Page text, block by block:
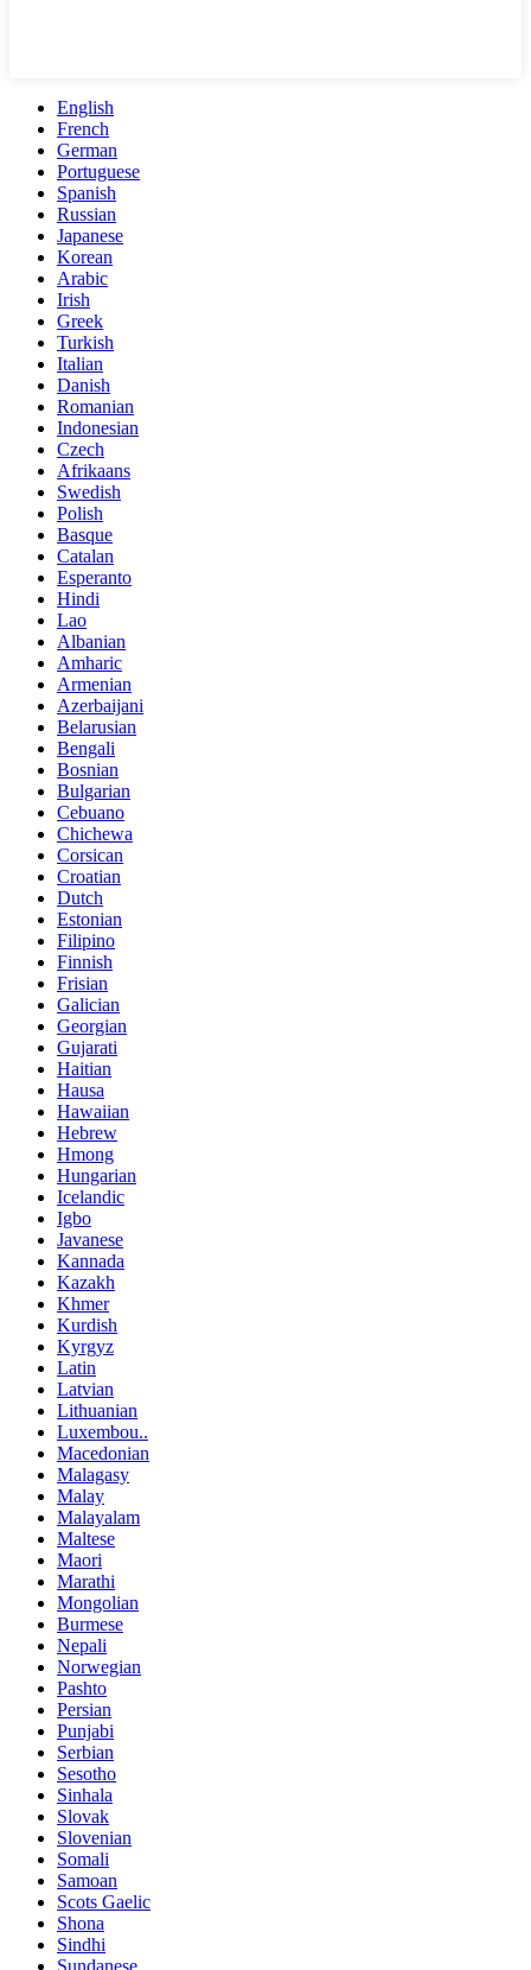
English
French
German
Portuguese
Spanish
Russian
Japanese
Korean
Arabic
Irish
Greek
Turkish
Italian
Danish
Romanian
Indonesian
Czech
Afrikaans
Swedish
Polish
Basque
Catalan
Esperanto
Hindi
Lao
Albanian
Amharic
Armenian
Azerbaijani
Belarusian
Bengali
Bosnian
Bulgarian
Cebuano
Chichewa
Corsican
Croatian
Dutch
Estonian
Filipino
Finnish
Frisian
Galician
Georgian
Gujarati
Haitian
Hausa
Hawaiian
Hebrew
Hmong
Hungarian
Icelandic
Igbo
Javanese
Kannada
Kazakh
Khmer
Kurdish
Kyrgyz
Latin
Latvian
Lithuanian
Luxembou..
Macedonian
Malagasy
Malay
Malayalam
Maltese
Maori
Marathi
Mongolian
Burmese
Nepali
Norwegian
Pashto
Persian
Punjabi
Serbian
Sesotho
Sinhala
Slovak
Slovenian
Somali
Samoan
Scots Gaelic
Shona
Sindhi
Sundanese